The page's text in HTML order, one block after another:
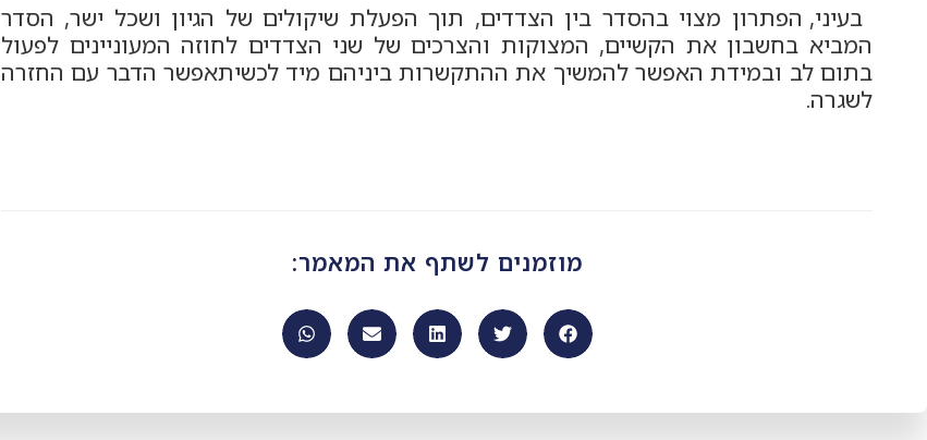
בעיני, הפתרון מצוי בהסדר בין הצדדים, תוך הפעלת שיקולים של הגיון ושכל ישר, הסדר
המביא בחשבון את הקשיים, המצוקות והצרכים של שני הצדדים לחוזה המעוניינים לפעול
בתום לב ובמידת האפשר להמשיך את ההתקשרות ביניהם מיד לכשיתאפשר הדבר עם החזרה
לשגרה.
מוזמנים לשתף את המאמר: